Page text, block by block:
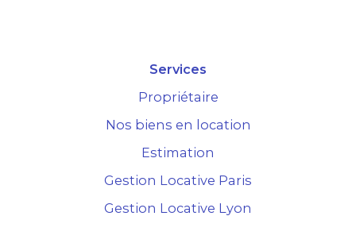
Services
Propriétaire
Nos biens en location
Estimation
Gestion Locative Paris
Gestion Locative Lyon